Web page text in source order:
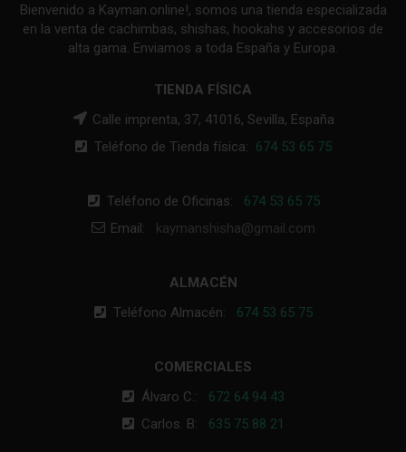
Bienvenido a Kayman.online!, somos una tienda especializada
en la venta de cachimbas, shishas, hookahs y accesorios de
alta gama. Enviamos a toda España y Europa.
TIENDA FÍSICA
Calle imprenta, 37, 41016, Sevilla, España
Teléfono de Tienda física: 674 53 65 75
Teléfono de Oficinas: 674 53 65 75
Email: kaymanshisha@gmail.com
ALMACÉN
Teléfono Almacén: 674 53 65 75
COMERCIALES
Álvaro C.: 672 64 94 43
Carlos. B: 635 75 88 21